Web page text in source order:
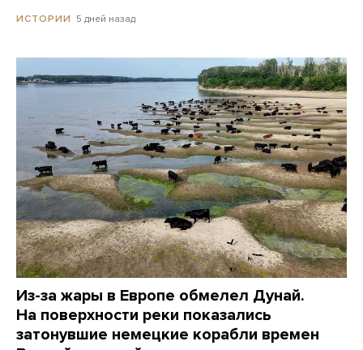
ИСТОРИИ 5 дней назад
Из-за жары в Европе обмелел Дунай.
На поверхности реки показались
затонувшие немецкие корабли времен